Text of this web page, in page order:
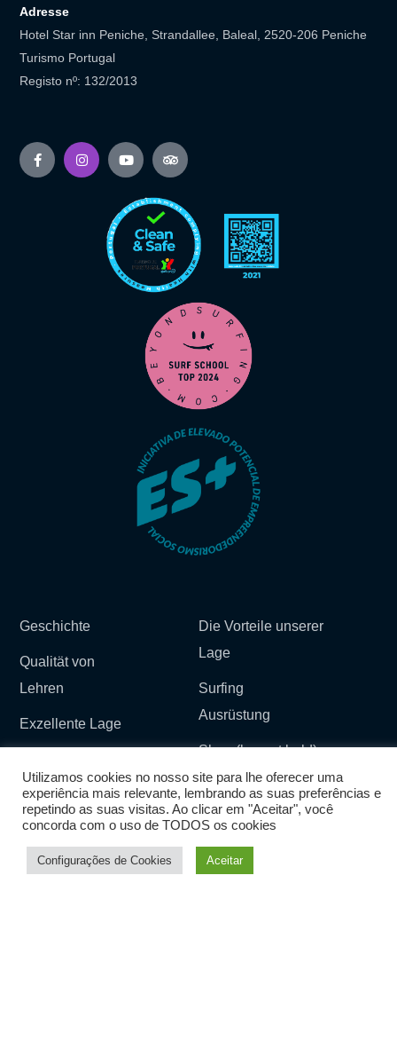
Adresse
Hotel Star inn Peniche, Strandallee, Baleal, 2520-206 Peniche
Turismo Portugal
Registo nº: 132/2013
Geschichte
Qualität von
Lehren
Exzellente Lage
Die Vorteile unserer
Lage
Surfing
Ausrüstung
Shop (kommt bald)
Surf and Stay Gasthaus
Blog
Soziale Verantwortlichkeit
Utilizamos cookies no nosso site para lhe oferecer uma
experiência mais relevante, lembrando as suas preferências e
repetindo as suas visitas. Ao clicar em "Aceitar", você
concorda com o uso de TODOS os cookies
Configurações de Cookies Aceitar